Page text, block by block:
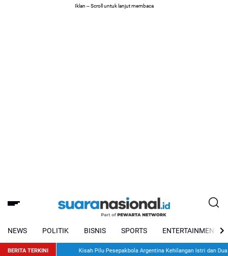
Iklan -- Scroll untuk lanjut membaca
NEWS POLITIK BISNIS SPORTS ENTERTAINMENT
BERITA TERKINI Kisah Pilu Pesepakbola Argentina Kehilangan Istri dan Dua